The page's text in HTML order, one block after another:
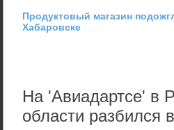
Продуктовый магазин
Хабаровске
На 'Авиадартсе' в
области разбился